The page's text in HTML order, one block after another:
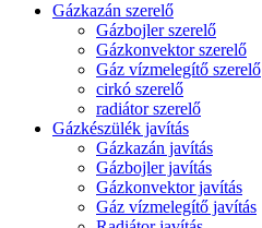
Gázkazán szerelő
Gázbojler szerelő
Gázkonvektor szerelő
Gáz vízmelegítő szerelő
cirkó szerelő
radiátor szerelő
Gázkészülék javítás
Gázkazán javítás
Gázbojler javítás
Gázkonvektor javítás
Gáz vízmelegítő javítás